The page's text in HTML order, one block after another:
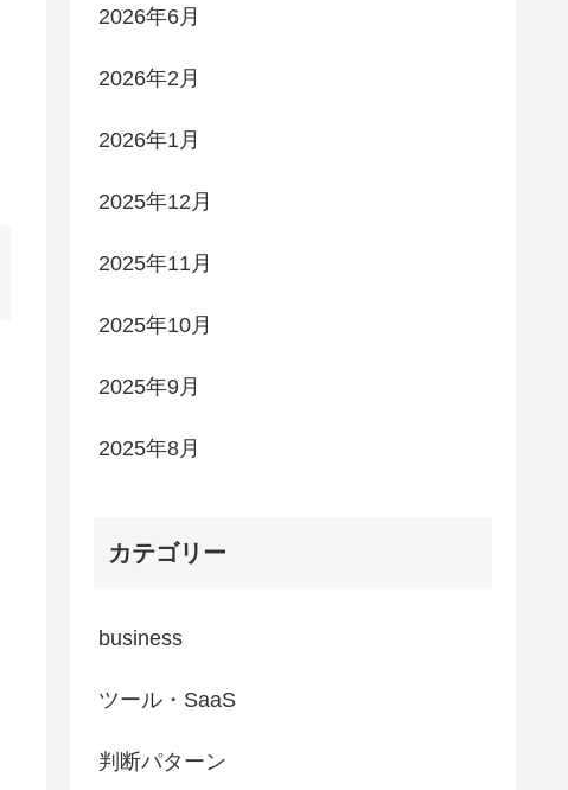
2026年6月
2026年2月
2026年1月
2025年12月
2025年11月
2025年10月
2025年9月
2025年8月
カテゴリー
business
ツール・SaaS
判断パターン